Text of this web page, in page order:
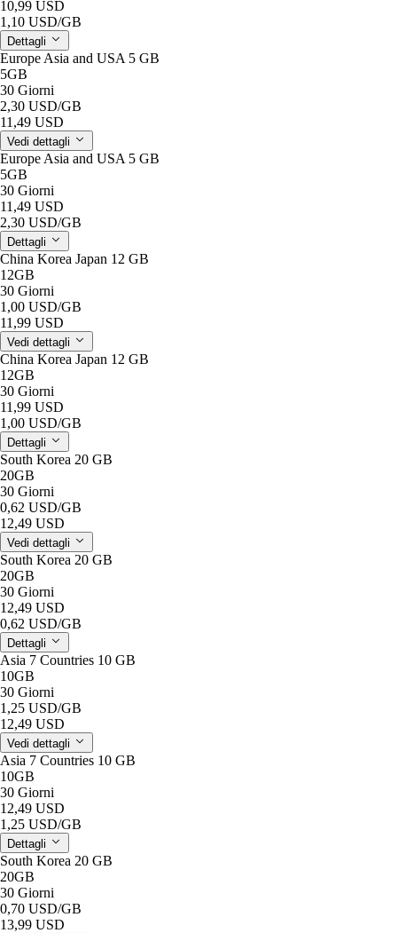
10,99 USD
1,10 USD/GB
Dettagli
Europe Asia and USA 5 GB
5GB
30 Giorni
2,30 USD/GB
11,49 USD
Vedi dettagli
Europe Asia and USA 5 GB
5GB
30 Giorni
11,49 USD
2,30 USD/GB
Dettagli
China Korea Japan 12 GB
12GB
30 Giorni
1,00 USD/GB
11,99 USD
Vedi dettagli
China Korea Japan 12 GB
12GB
30 Giorni
11,99 USD
1,00 USD/GB
Dettagli
South Korea 20 GB
20GB
30 Giorni
0,62 USD/GB
12,49 USD
Vedi dettagli
South Korea 20 GB
20GB
30 Giorni
12,49 USD
0,62 USD/GB
Dettagli
Asia 7 Countries 10 GB
10GB
30 Giorni
1,25 USD/GB
12,49 USD
Vedi dettagli
Asia 7 Countries 10 GB
10GB
30 Giorni
12,49 USD
1,25 USD/GB
Dettagli
South Korea 20 GB
20GB
30 Giorni
0,70 USD/GB
13,99 USD